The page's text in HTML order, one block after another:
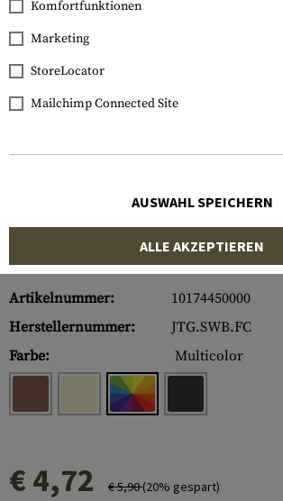
Patch
Artikelnummer:
10174450000
Herstellernummer:
JTG.SWB.FC
Farbe:
Multicolor
€ 4,72 € 5,90(20% gespart)
Komfortfunktionen
Marketing
StoreLocator
Mailchimp Connected Site
AUSWAHL SPEICHERN
ALLE AKZEPTIEREN